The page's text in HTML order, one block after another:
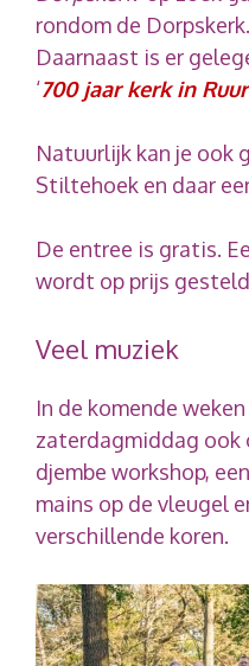
rondom de Dorpskerk.
Daarnaast is er
‘700 jaar kerk in
Natuurlijk kan je ook
Stiltehoek en daar
De entree is gratis.
wordt op prijs
Veel muziek
In de komende
zaterdagmiddag ook
djembe workshop,
mains op de vleugel
verschillende koren.